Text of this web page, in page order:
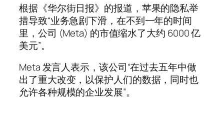
根据《华尔街日报》的报道，苹果的隐私举
措导致“业务急剧下滑，在不到一年的时间
里，公司 (Meta) 的市值缩水了大约 6000 亿
美元”。
Meta 发言人表示，该公司“在过去五年中做
出了重大改变，以保护人们的数据，同时也
允许各种规模的企业发展”。